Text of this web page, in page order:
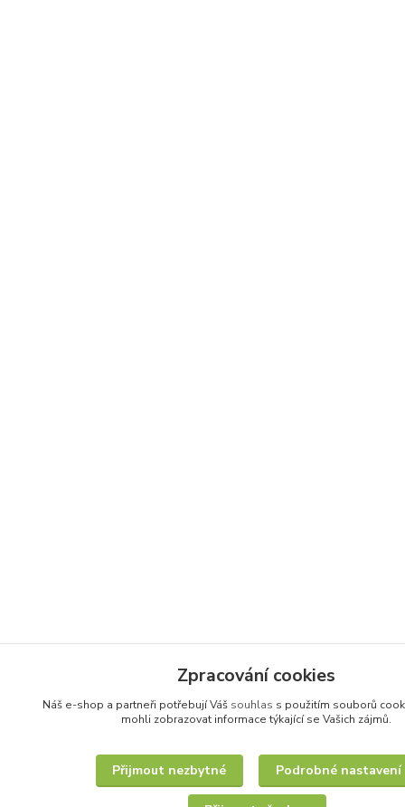
Zpracování cookies
Náš e-shop a partneři potřebují Váš souhlas s použitím souborů
mohli zobrazovat informace týkající se Vašich zájmů.
Přijmout nezbytné Podrobné nastavení